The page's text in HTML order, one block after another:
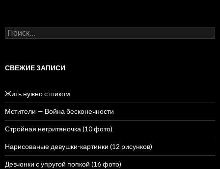
Н
а
и
СВЕЖИЕ ЗАПИСИ
Жить нужно с шиком
Мстители — Война бесконечности
Стройная негритяночка (10 фото)
Нарисованые девушки-картинки (12 рисунков)
Девчонки с упругой попкой (16 фото)